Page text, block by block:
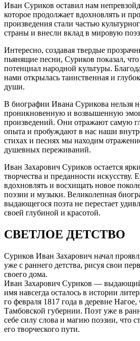
Иван Суриков оставил нам
которое продолжает вдохновлять и
произведения стали частью
страны и внесли вклад в мировую
Интересно, создавая твердые
пьянящие песни, Суриков показал,
потенциал народной культуры.
нами открылась таинственная и
души.
В биографии Ивана Сурикова нельзя
проникновенную и возвышенную
произведений. Они отражают самую
опыта и пробуждают в нас наши
стихах и песнях мы находим
душевных переживаний.
Иван Захарович Суриков остается
творчества и преданности
вдохновлять и восхищать новое
поэзии и музыки. Великолепная
выдающегося поэта не перестает
своей глубиной и красотой.
СВЕТЛОЕ ДЕТСТВО
Суриков Иван Захарович начал
уже с раннего детства, рисуя свои
своего дома.
Иван Захарович Суриков —
имя навсегда осталось в истории
го февраля 1817 года в деревне Нагое,
Тамбовской губернии. Поэт уже в
себе силу слова и магию поэзии, что
его творческого пути.